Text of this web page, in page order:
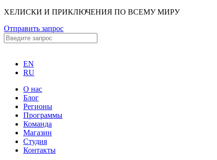
ХЕЛИСКИ И ПРИКЛЮЧЕНИЯ ПО ВСЕМУ МИРУ
Отправить запрос
EN
RU
О нас
Блог
Регионы
Программы
Команда
Магазин
Студия
Контакты